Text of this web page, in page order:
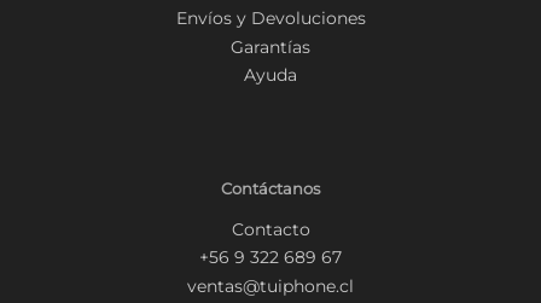
Envíos y Devoluciones
Garantías
Ayuda
Contáctanos
Contacto
+56 9 322 689 67
ventas@tuiphone.cl